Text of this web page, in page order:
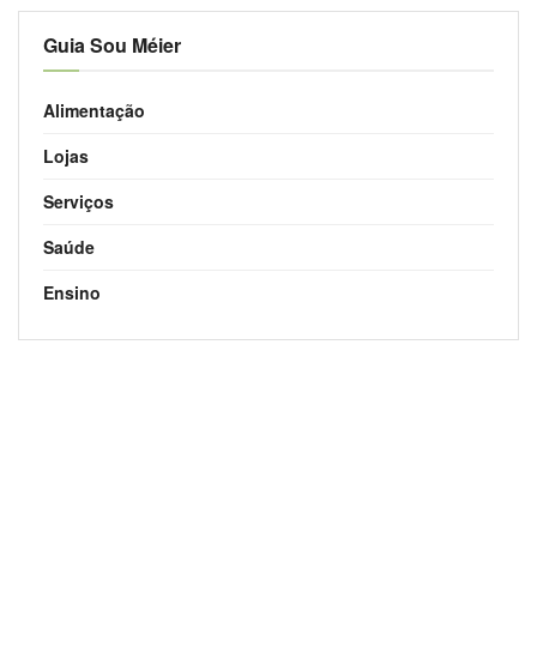
Guia Sou Méier
Alimentação
Lojas
Serviços
Saúde
Ensino